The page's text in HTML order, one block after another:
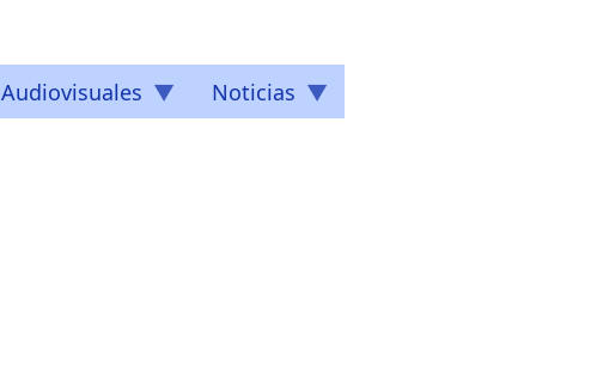
Audiovisuales
Noticias